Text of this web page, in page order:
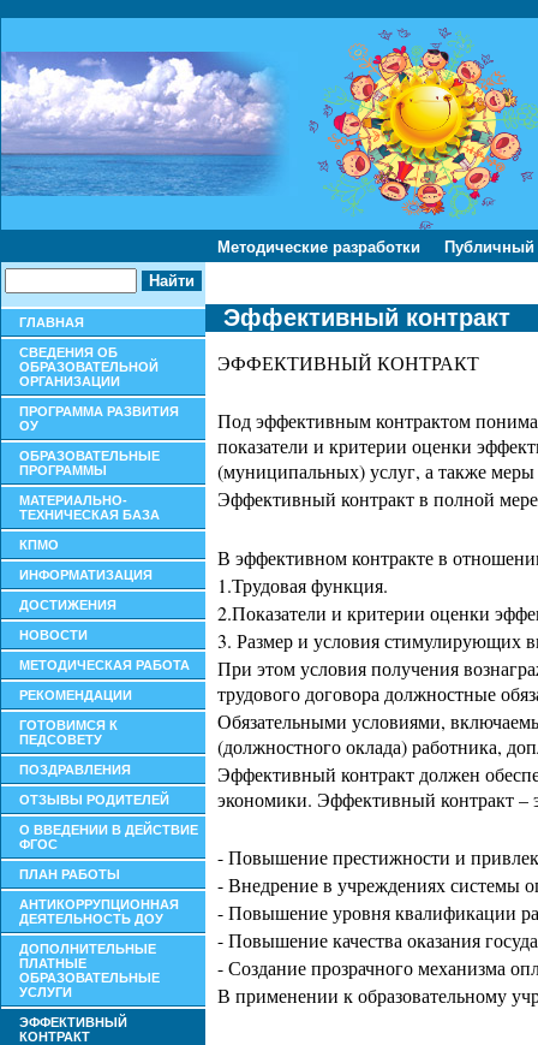
Методические разработки Публичный
ГЛАВНАЯ
СВЕДЕНИЯ ОБ
ОБРАЗОВАТЕЛЬНОЙ
ОРГАНИЗАЦИИ
ПРОГРАММА РАЗВИТИЯ
ОУ
ОБРАЗОВАТЕЛЬНЫЕ
ПРОГРАММЫ
МАТЕРИАЛЬНО-
ТЕХНИЧЕСКАЯ БАЗА
КПМО
ИНФОРМАТИЗАЦИЯ
ДОСТИЖЕНИЯ
НОВОСТИ
МЕТОДИЧЕСКАЯ РАБОТА
РЕКОМЕНДАЦИИ
ГОТОВИМСЯ К
ПЕДСОВЕТУ
ПОЗДРАВЛЕНИЯ
ОТЗЫВЫ РОДИТЕЛЕЙ
О ВВЕДЕНИИ В ДЕЙСТВИЕ
ФГОС
ПЛАН РАБОТЫ
АНТИКОРРУПЦИОННАЯ
ДЕЯТЕЛЬНОСТЬ ДОУ
ДОПОЛНИТЕЛЬНЫЕ
ПЛАТНЫЕ
ОБРАЗОВАТЕЛЬНЫЕ
УСЛУГИ
ЭФФЕКТИВНЫЙ
КОНТРАКТ
Эффективный контракт
ЭФФЕКТИВНЫЙ КОНТРАКТ
Под эффективным контрактом
показатели и критерии оценки
(муниципальных) услуг, а также
Эффективный контракт в полной мере
В эффективном контракте в
1.Трудовая функция.
2.Показатели и критерии оценки
3. Размер и условия стимулирующих
При этом условия получения
трудового договора должностные
Обязательными условиями,
(должностного оклада) работника,
Эффективный контракт должен
экономики. Эффективный контракт –
- Повышение престижности и
- Внедрение в учреждениях системы
- Повышение уровня квалификации
- Повышение качества оказания
- Создание прозрачного механизма
В применении к образовательному